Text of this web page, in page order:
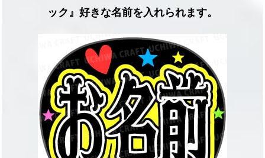
ック』好きな名前を入れられます。